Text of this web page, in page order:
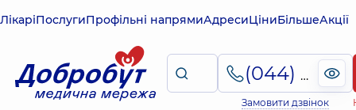
ЛікаріПослугиПрофільні напрямиАдресиЦіниБільшеАкції
(044) 495-2-888
Замовити дзвінок